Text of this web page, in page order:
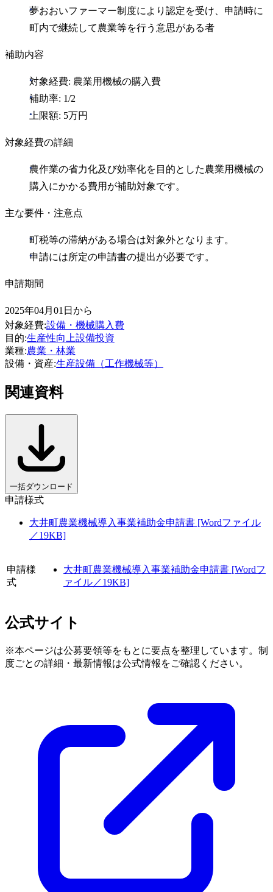
夢おおいファーマー制度により認定を受け、申請時に
町内で継続して農業等を行う意思がある者
補助内容
対象経費: 農業用機械の購入費
補助率: 1/2
上限額: 5万円
対象経費の詳細
農作業の省力化及び効率化を目的とした農業用機械の
購入にかかる費用が補助対象です。
主な要件・注意点
町税等の滞納がある場合は対象外となります。
申請には所定の申請書の提出が必要です。
申請期間
2025年04月01日から
対象経費:設備・機械購入費
目的:生産性向上設備投資
業種:農業・林業
設備・資産:生産設備（工作機械等）
関連資料
一括ダウンロード
申請様式
大井町農業機械導入事業補助金申請書 [Wordファイル
／19KB]
申請様
式
大井町農業機械導入事業補助金申請書 [Wordフ
ァイル／19KB]
公式サイト
※本ページは公募要領等をもとに要点を整理しています。制
度ごとの詳細・最新情報は公式情報をご確認ください。